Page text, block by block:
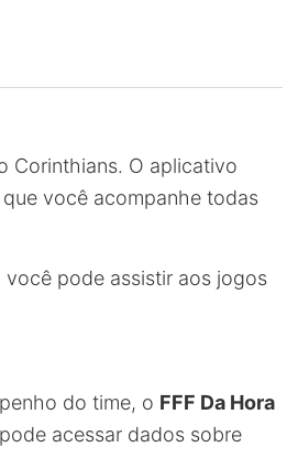
Corinthians. O aplicativo
você acompanhe todas
você pode assistir aos jogos
do time, o FFF Da Hora
acessar dados sobre